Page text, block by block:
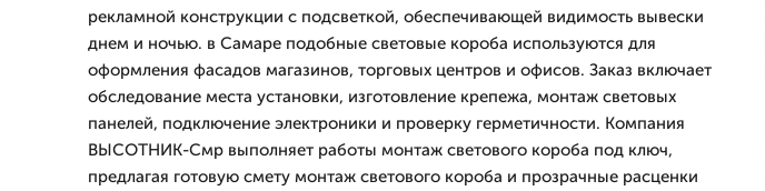
рекламной конструкции с подсветкой, обеспечивающей видимость вывески
днем и ночью. в Самаре подобные световые короба используются для
оформления фасадов магазинов, торговых центров и офисов. Заказ включает
обследование места установки, изготовление крепежа, монтаж световых
панелей, подключение электроники и проверку герметичности. Компания
ВЫСОТНИК-Смр выполняет работы монтаж светового короба под ключ,
предлагая готовую смету монтаж светового короба и прозрачные расценки